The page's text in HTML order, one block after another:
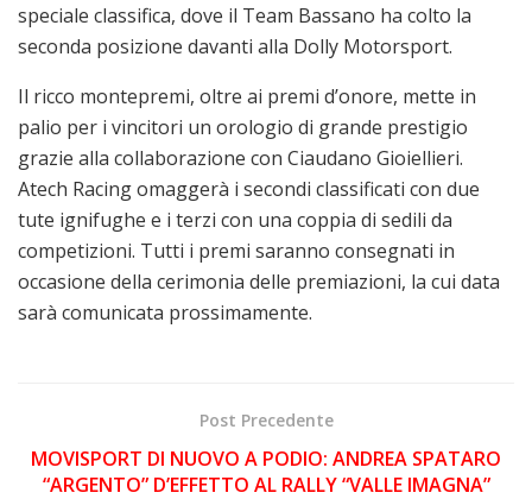
speciale classifica, dove il Team Bassano ha colto la
seconda posizione davanti alla Dolly Motorsport.
Il ricco montepremi, oltre ai premi d’onore, mette in
palio per i vincitori un orologio di grande prestigio
grazie alla collaborazione con Ciaudano Gioiellieri.
Atech Racing omaggerà i secondi classificati con due
tute ignifughe e i terzi con una coppia di sedili da
competizioni. Tutti i premi saranno consegnati in
occasione della cerimonia delle premiazioni, la cui data
sarà comunicata prossimamente.
Post Precedente
MOVISPORT DI NUOVO A PODIO: ANDREA SPATARO
“ARGENTO” D’EFFETTO AL RALLY “VALLE IMAGNA”